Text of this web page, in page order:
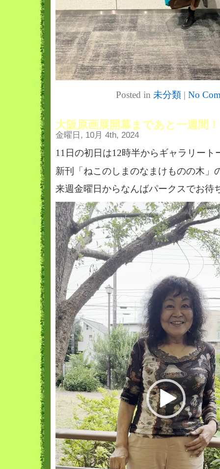
Posted in 未分類 | No
大阪原画展開幕まであと一週間！
金曜日, 10月 4th, 2024
11日の初日は12時半からギャラリート
新刊「ねこのしまのなまけものの木」
来週金曜日からなんばパークスでお待
動
画
プ
レ
ー
ヤ
ー